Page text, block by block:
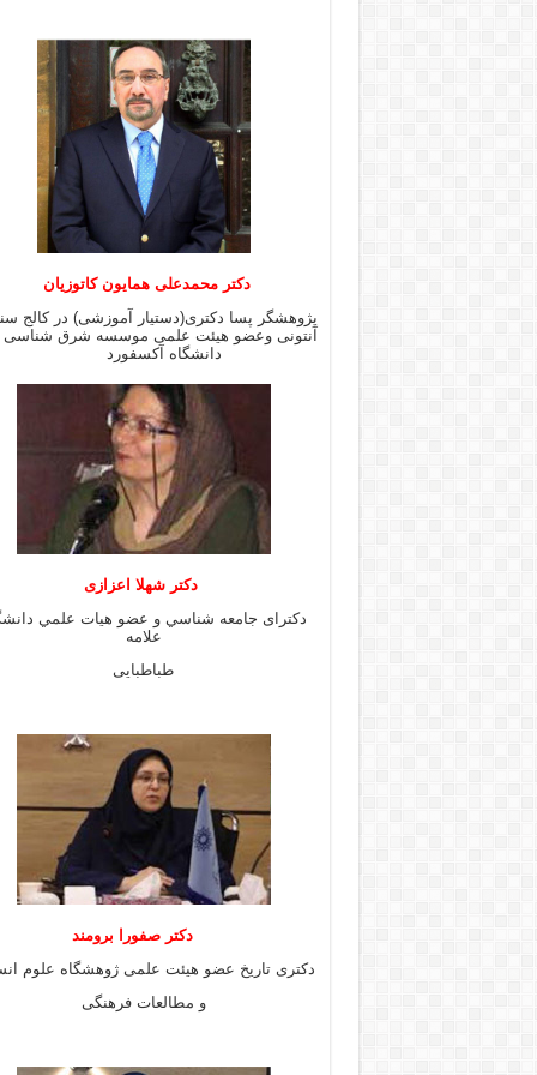
دکتر محمدعلی همایون کاتوزیان
پژوهشگر پسا دکتری(دستیار آموزشی) در کالج
آنتونی وعضو هیئت علمی موسسه شرق
دانشگاه آکسفورد
دكتر شهلا اعزازى
دكتراى جامعه شناسي و عضو هيات علمي
علامه
طباطبايى
دكتر صفورا برومند
دكترى تاريخ عضو هيئت علمى ژوهشگاه علوم
و مطالعات فرهنگى